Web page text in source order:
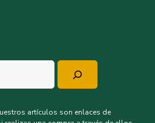
artículos son enlaces de